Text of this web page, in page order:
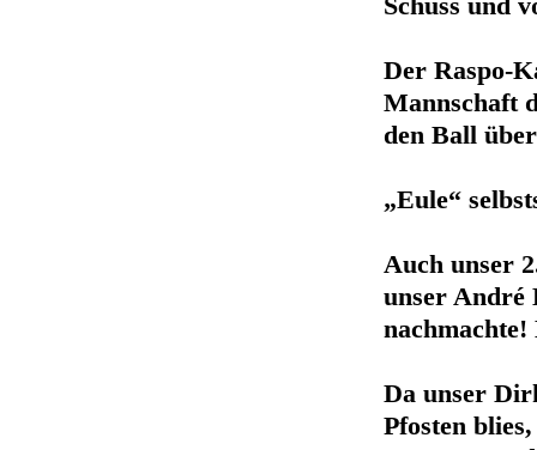
Der Raspo-
Mannschaft
den Ball
„Eule“
Auch unser
unser André
Da unser
Pfosten